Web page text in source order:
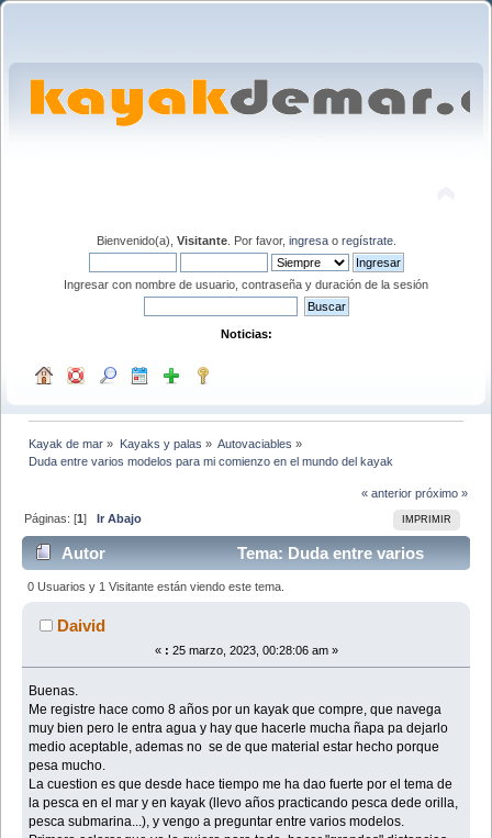
Bienvenido(a), Visitante. Por favor, ingresao regístrate.
Ingresar con nombre de usuario, contraseña y duración de la sesión
Noticias:
Kayak de mar » Kayaks y palas » Autovaciables »
Duda entre varios modelos para mi comienzo en el mundo del kayak
« anterior próximo »
IMPRIMIR
Páginas: [1]Ir Abajo
Autor
Tema: Duda entre varios
modelos para mi comienzo en el mundo del kayak
(Leído 47385 veces)
0 Usuarios y 1 Visitante están viendo este tema.
Daivid
« : 25 marzo, 2023, 00:28:06 am »
Buenas.
Me registre hace como 8 años por un kayak que compre, que navega
muy bien pero le entra agua y hay que hacerle mucha ñapa pa dejarlo
medio aceptable, ademas no se de que material estar hecho porque
pesa mucho.
La cuestion es que desde hace tiempo me ha dao fuerte por el tema de
la pesca en el mar y en kayak (llevo años practicando pesca dede orilla,
pesca submarina...), y vengo a preguntar entre varios modelos.